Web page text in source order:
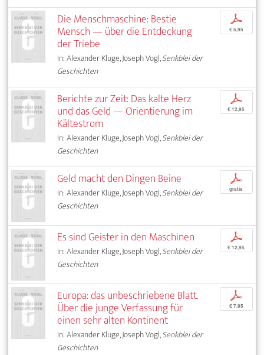
Die Menschmaschine: Bestie
Mensch — über die Entdeckung
der Triebe
In: Alexander Kluge, Joseph Vogl,Senkblei der
Geschichten
p
€ 5,95
Berichte zur Zeit: Das kalte Herz
und das Geld — Orientierung im
Kältestrom
In: Alexander Kluge, Joseph Vogl,Senkblei der
Geschichten
p
€ 12,95
Geld macht den Dingen Beine
In: Alexander Kluge, Joseph Vogl,Senkblei der
Geschichten
p
gratis
Es sind Geister in den Maschinen
In: Alexander Kluge, Joseph Vogl,Senkblei der
Geschichten
p
€ 12,95
Europa: das unbeschriebene Blatt.
Über die junge Verfassung für
einen sehr alten Kontinent
In: Alexander Kluge, Joseph Vogl,Senkblei der
Geschichten
p
€ 7,95